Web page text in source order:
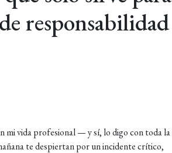
responsabilidad
mi vida profesional — y sí, lo digo con toda la
te despiertan por un incidente crítico,